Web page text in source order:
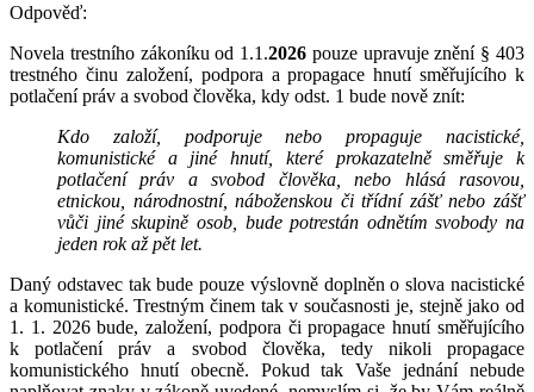
Odpověď:
Novela trestního zákoníku od 1.1.2026 pouze upravuje znění § 403
trestného činu založení, podpora a propagace hnutí směřujícího k
potlačení práv a svobod člověka, kdy odst. 1 bude nově znít:
Kdo založí, podporuje nebo propaguje nacistické,
komunistické a jiné hnutí, které prokazatelně směřuje k
potlačení práv a svobod člověka, nebo hlásá rasovou,
etnickou, národnostní, náboženskou či třídní zášť nebo zášť
vůči jiné skupině osob, bude potrestán odnětím svobody na
jeden rok až pět let.
Daný odstavec tak bude pouze výslovně doplněn o slova nacistické
a komunistické. Trestným činem tak v současnosti je, stejně jako od
1. 1. 2026 bude, založení, podpora či propagace hnutí směřujícího
k potlačení práv a svobod člověka, tedy nikoli propagace
komunistického hnutí obecně. Pokud tak Vaše jednání nebude